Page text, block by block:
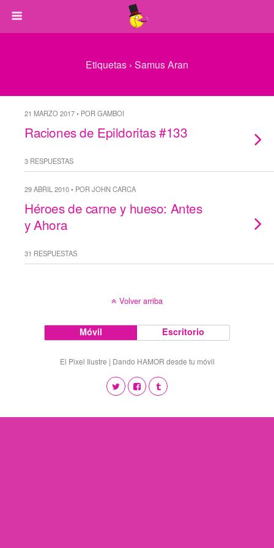
Etiquetas › Samus Aran
21 MARZO 2017 • POR GAMBOI
Raciones de Epildoritas #133
3 RESPUESTAS
29 ABRIL 2010 • POR JOHN CARCA
Héroes de carne y hueso: Antes
y Ahora
31 RESPUESTAS
Volver arriba
Móvil Escritorio
El Pixel Ilustre | Dando HAMOR desde tu móvil